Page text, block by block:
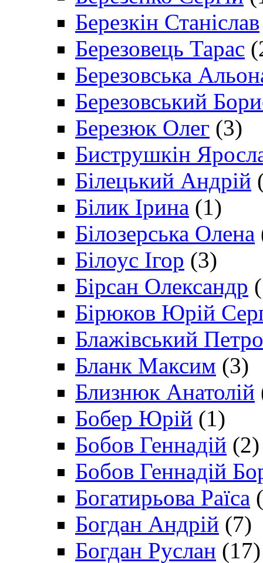
Березкін Станіслав
Березовець Тарас
Березовська
Березовський
Березюк Олег (3)
Биструшкін
Білецький Андрій
Білик Ірина (1)
Білозерська Олена
Білоус Ігор (3)
Бірсан Олександр
Бірюков Юрій
Блажівський Петро
Бланк Максим (3)
Близнюк Анатолій
Бобер Юрій (1)
Бобов Геннадій (2)
Бобов Геннадій
Богатирьова Раїса
Богдан Андрій (7)
Богдан Руслан (17)